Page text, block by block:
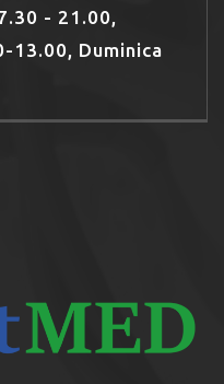
- 21.00,
13.00, Duminica